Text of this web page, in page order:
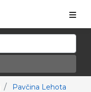
Pavčina Lehota